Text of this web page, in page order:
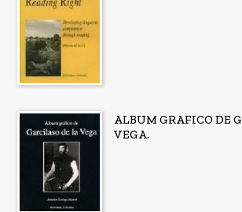
ALBUM GRAFICO DE
VEGA.